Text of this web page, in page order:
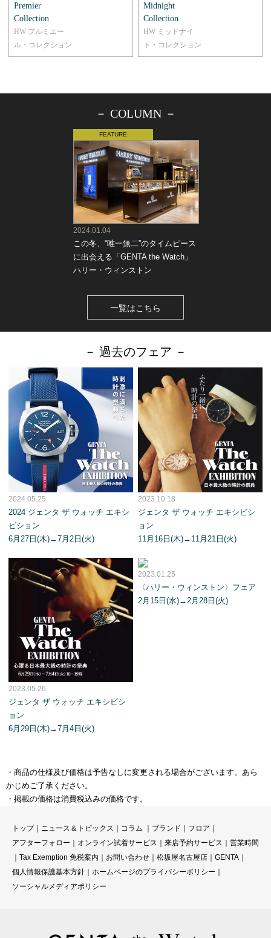
Premier
Collection
HW プルミエー
ル・コレクション
Midnight
Collection
HW ミッドナイ
ト・コレクション
－ COLUMN －
2024.01.04
この冬、“唯一無二”のタイムピース
に出会える「GENTA the Watch」
ハリー・ウィンストン
一覧はこちら
－ 過去のフェア －
2024.05.25
2024 ジェンタ ザ ウォッチ エキシ
ビション
6月27日(木)→7月2日(火)
2023.10.18
ジェンタ ザ ウォッチ エキシビシ
ョン
11月16日(木)→11月21日(火)
2023.05.26
ジェンタ ザ ウォッチ エキシビシ
ョン
6月29日(木)→7月4日(火)
2023.01.25
〈ハリー・ウィンストン〉フェア
2月15日(水)→2月28日(火)
・商品の仕様及び価格は予告なしに変更される場合がございます。あら
かじめご了承ください。
・掲載の価格は消費税込みの価格です。
トップ｜ ニュース＆トピックス コラム ｜ ブランド フロア
アフターフォロー
オンライン試着サービス 来店予約サービス
営業時間
Tax Exemption 免税案内 お問い合わせ 松坂屋名古屋店 GENTA
個人情報保護基本方針
ホームページのプライバシーポリシー
ソーシャルメディアポリシー